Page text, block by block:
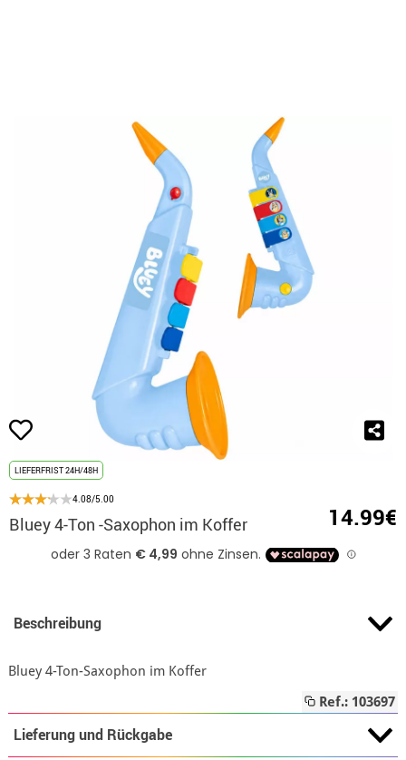
LIEFERFRIST 24H/48H
4.08/5.00
Bluey 4-Ton -Saxophon im Koffer 14.99€
Beschreibung
Bluey 4-Ton-Saxophon im Koffer
Ref.: 103697
Lieferung und Rückgabe